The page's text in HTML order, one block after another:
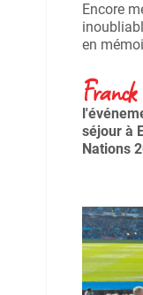
Encore
en
Franck
séjour à
Nations